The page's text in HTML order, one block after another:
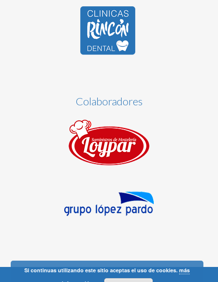
Colaboradores
Si continuas utilizando este sitio aceptas el uso de cookies.más